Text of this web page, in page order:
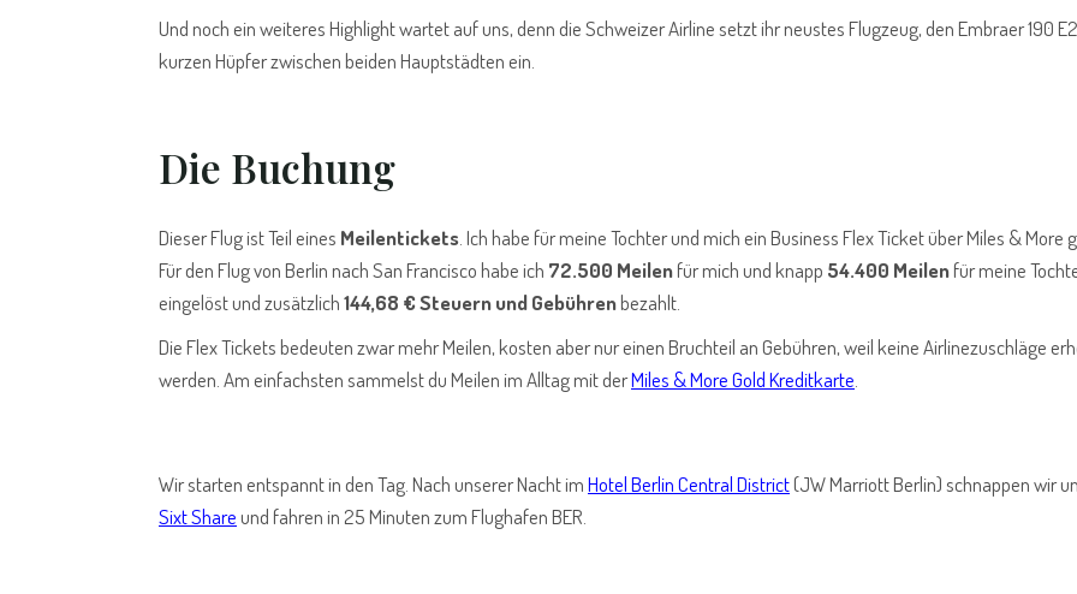
Und noch ein weiteres Highlight wartet auf uns, denn die Schweizer Airline setzt ihr neustes Flugzeug, den Embraer 190
kurzen Hüpfer zwischen beiden Hauptstädten ein.
Die Buchung
Dieser Flug ist Teil eines Meilentickets . Ich habe für meine Tochter und mich ein Business Flex Ticket über Miles & More
Für den Flug von Berlin nach San Francisco habe ich 72.500 Meilenfür mich und knapp 54.400 Meilenfür meine
eingelöst und zusätzlich144,68 € Steuern und Gebührenbezahlt.
Die Flex Tickets bedeuten zwar mehr Meilen, kosten aber nur einen Bruchteil an Gebühren, weil keine Airlinezuschläge
werden. Am einfachsten sammelst du Meilen im Alltag mit derMiles & More Gold Kreditkarte
Wir starten entspannt in den Tag. Nach unserer Nacht imHotel Berlin Central District(JW Marriott Berlin) schnappen wir
Sixt Shareund fahren in 25 Minuten zum Flughafen BER.